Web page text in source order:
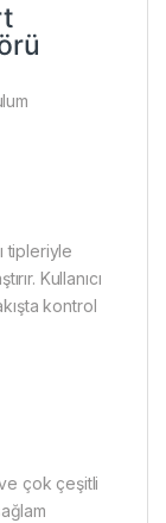
tipleriyle
Kullanıcı
kontrol
çok çeşitli